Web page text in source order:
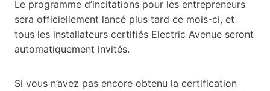
Le programme d’incitations pour les entrepreneurs
sera officiellement lancé plus tard ce mois-ci, et
tous les installateurs certifiés Electric Avenue seront
automatiquement invités.
Si vous n’avez pas encore obtenu la certification